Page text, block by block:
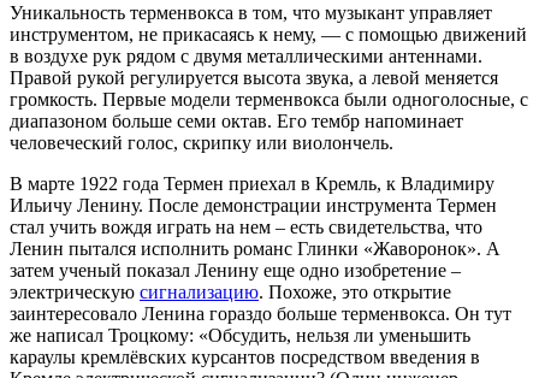
Уникальность терменвокса в том, что музыкант управляет
инструментом, не прикасаясь к нему, — с помощью движений
в воздухе рук рядом с двумя металлическими антеннами.
Правой рукой регулируется высота звука, а левой меняется
громкость. Первые модели терменвокса были одноголосные, с
диапазоном больше семи октав. Его тембр напоминает
человеческий голос, скрипку или виолончель.
В марте 1922 года Термен приехал в Кремль, к Владимиру
Ильичу Ленину. После демонстрации инструмента Термен
стал учить вождя играть на нем – есть свидетельства, что
Ленин пытался исполнить романс Глинки «Жаворонок». А
затем ученый показал Ленину еще одно изобретение –
электрическую сигнализацию. Похоже, это открытие
заинтересовало Ленина гораздо больше терменвокса. Он тут
же написал Троцкому: «Обсудить, нельзя ли уменьшить
караулы кремлёвских курсантов посредством введения в